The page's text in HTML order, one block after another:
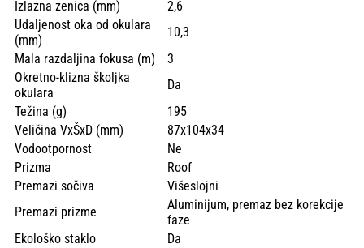
Izlazna zenica (mm)
2,6
Udaljenost oka od okulara
(mm)
10,3
Mala razdaljina fokusa (m)
3
Okretno-klizna školjka
okulara
Da
Težina (g)
195
Veličina VxŠxD (mm)
87x104x34
Vodootpornost
Ne
Prizma
Roof
Premazi sočiva
Višeslojni
Premazi prizme
Aluminijum, premaz bez korekcije
faze
Ekološko staklo
Da